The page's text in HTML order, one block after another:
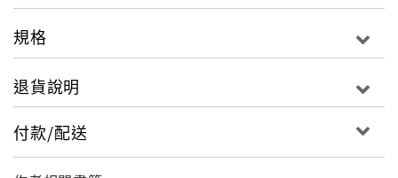
規格
退貨說明
付款/配送